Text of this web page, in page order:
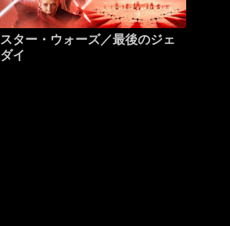
スター・ウォーズ／最後のジェ
ダイ